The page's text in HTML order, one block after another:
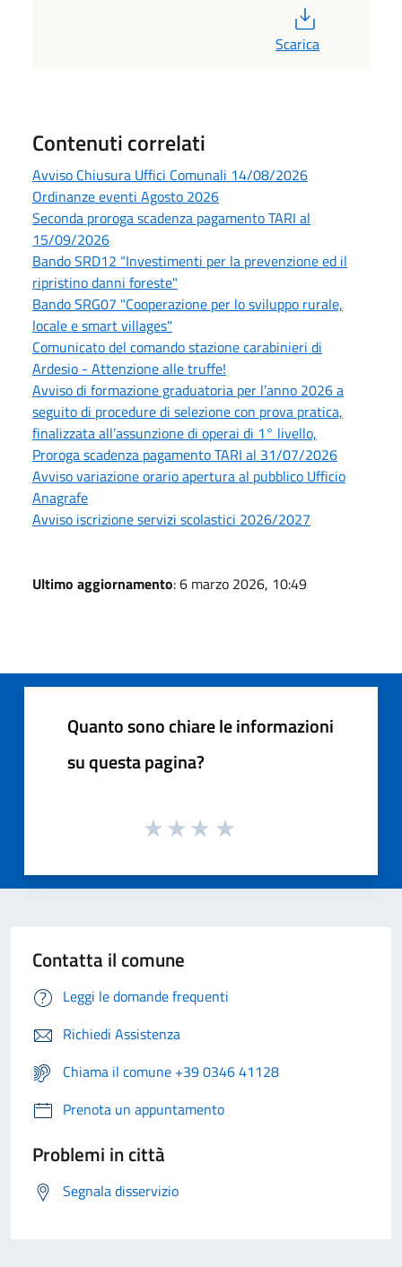
Scarica
Contenuti correlati
Avviso Chiusura Uffici Comunali 14/08/2026
Ordinanze eventi Agosto 2026
Seconda proroga scadenza pagamento TARI al
15/09/2026
Bando SRD12 “Investimenti per la prevenzione ed il
ripristino danni foreste"
Bando SRG07 "Cooperazione per lo sviluppo rurale,
locale e smart villages"
Comunicato del comando stazione carabinieri di
Ardesio - Attenzione alle truffe!
Avviso di formazione graduatoria per l’anno 2026 a
seguito di procedure di selezione con prova pratica,
finalizzata all’assunzione di operai di 1° livello,
Proroga scadenza pagamento TARI al 31/07/2026
Avviso variazione orario apertura al pubblico Ufficio
Anagrafe
Avviso iscrizione servizi scolastici 2026/2027
Ultimo aggiornamento: 6 marzo 2026, 10:49
Quanto sono chiare le informazioni
su questa pagina?
Contatta il comune
Leggi le domande frequenti
Richiedi Assistenza
Chiama il comune +39 0346 41128
Prenota un appuntamento
Problemi in città
Segnala disservizio